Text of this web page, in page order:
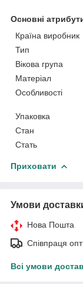
Основні
Країна виробник
Тип
Вікова група
Матеріал
Особливості
Упаковка
Стан
Стать
Приховати
Умови
Нова Пошта
Співпраця
Всі умови